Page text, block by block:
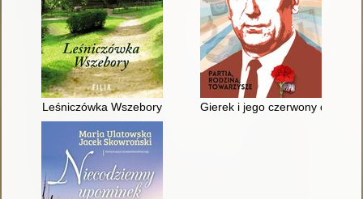
Leśniczówka Wszebory Gierek i jego czerwony dwór :